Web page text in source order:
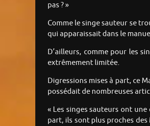
pas ? »
Comme le singe sauteur se
qui apparaissait dans le
D’ailleurs, comme pour les
extrêmement limitée.
Digressions mises à part, ce
possédait de nombreuses
« Les singes sauteurs ont une
part, ils sont plus proches